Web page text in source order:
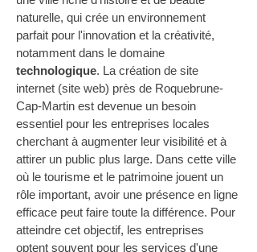
naturelle, qui crée un environnement
parfait pour l'innovation et la créativité,
notamment dans le domaine
technologique. La création de site
internet (site web) près de Roquebrune-
Cap-Martin est devenue un besoin
essentiel pour les entreprises locales
cherchant à augmenter leur visibilité et à
attirer un public plus large. Dans cette ville
où le tourisme et le patrimoine jouent un
rôle important, avoir une présence en ligne
efficace peut faire toute la différence. Pour
atteindre cet objectif, les entreprises
optent souvent pour les services d'une